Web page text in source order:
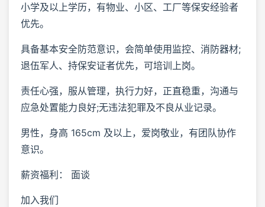
小学及以上学历，有物业、小区、工厂等保安经验者
优先。
具备基本安全防范意识，会简单使用监控、消防器材;
退伍军人、持保安证者优先，可培训上岗。
责任心强，服从管理，执行力好，正直稳重，沟通与
应急处置能力良好;无违法犯罪及不良从业记录。
男性，身高 165cm 及以上，爱岗敬业，有团队协作
意识。
薪资福利： 面谈
加入我们